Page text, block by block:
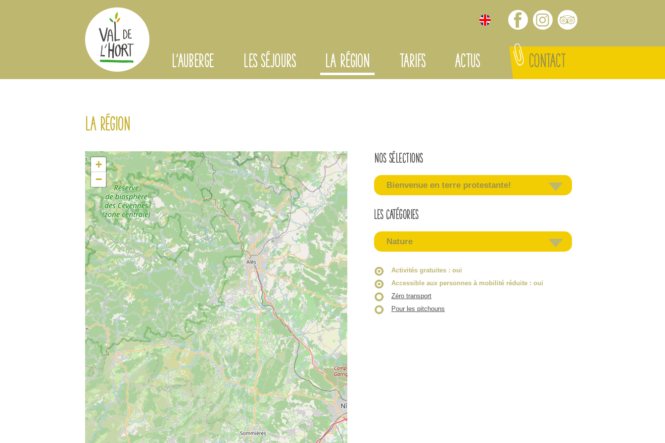
La région
+
−
Nos sélections
Bienvenue en terre protestante!
Les catégories
Nature
Activités gratuites : oui
Accessible aux personnes à mobilité réduite : oui
Zéro transport
Pour les pitchouns
L'AUBERGE LES SÉJOURS LA RÉGION TARIFS ACTUS CONTACT